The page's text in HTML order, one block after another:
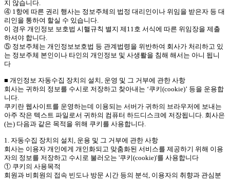
지 않습니다.
④ 1항에 따른 권리 행사는 정보주체의 법정 대리인이나 위임을 받은자 등 대
리인을 통하여 할실 수 있습니다.
이 경우 개인정보 보호법 시핼규칙 별지 제11호 서식에 따른 위임장을 제출
하셔야 합니다.
⑤ 정보주체는 개인정보보호법 등 관계법령을 위반하여 회사가 처리하고 있
는 정보주체 본인이나 타인의 개인정보 및 사생뢀을 침해 해서는 아니 됩니
다
■ 개인정보 자동수집 장치의 설치, 운영 및 그 거부에 관한 사항
회사는 귀하의 정보를 수시로 저장하고 찾아내는 ‘쿠키(cookie)’ 등을 운용합
니다.
쿠키란 웹사이트를 운영하는데 이용되는 서버가 귀하의 브라우저에 보내는
아주 작은 텍스트 파일로서 귀하의 컴퓨터 하드디스크에 저장됩니다. 회사은
(는) 다음과 같은 목적을 위해 쿠키를 사용합니다.
1. 자동수집 장치의 설치, 운용 및 그 거부에 관한 사항
회사는 이용자 개인에게 개인화되고 맞춤화된 서비스를 제공하기 위해 이용
자의 정보를 저장하고 수시로 불러오는 '쿠키(cookie)'를 사용합니다
① 쿠키의 사용목적
회원과 비회원의 접속 빈도나 방문 시간 등의 분석, 이용자의 취향과 관심분